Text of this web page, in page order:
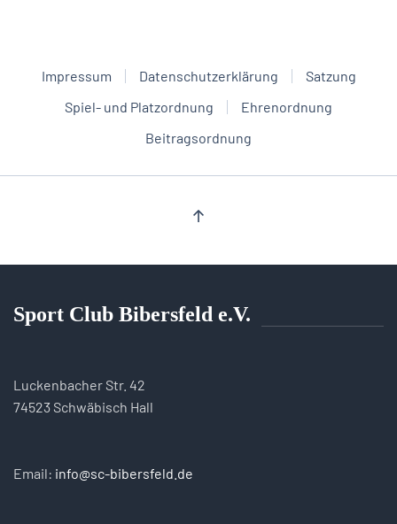
Impressum Datenschutzerklärung
Satzung
Spiel- und Platzordnung
Ehrenordnung
Beitragsordnung
Sport Club Bibersfeld e.V.
Luckenbacher Str. 42
74523 Schwäbisch Hall
Email: info@sc-bibersfeld.de